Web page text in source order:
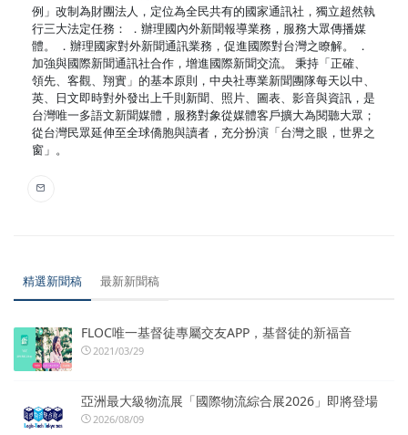
例」改制為財團法人，定位為全民共有的國家通訊社，獨立超然執
行三大法定任務： ．辦理國內外新聞報導業務，服務大眾傳播媒
體。 ．辦理國家對外新聞通訊業務，促進國際對台灣之瞭解。 ．
加強與國際新聞通訊社合作，增進國際新聞交流。 秉持「正確、
領先、客觀、翔實」的基本原則，中央社專業新聞團隊每天以中、
英、日文即時對外發出上千則新聞、照片、圖表、影音與資訊，是
台灣唯一多語文新聞媒體，服務對象從媒體客戶擴大為閱聽大眾；
從台灣民眾延伸至全球僑胞與讀者，充分扮演「台灣之眼，世界之
窗」。
精選新聞稿 最新新聞稿
FLOC唯一基督徒專屬交友APP，基督徒的新福音
2021/03/29
亞洲最大級物流展「國際物流綜合展2026」即將登場
2026/08/09